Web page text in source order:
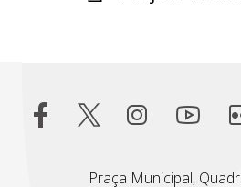
Praça Municipal,